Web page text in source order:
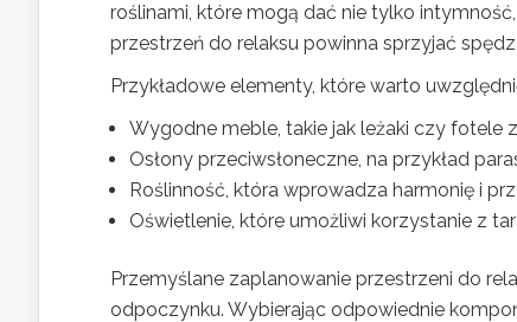
roślinami, które mogą dać nie tylko
przestrzeń do relaksu powinna sprzyjać
Przykładowe elementy, które warto
Wygodne meble, takie jak leżaki czy fotele
Osłony przeciwsłoneczne, na przykład
Roślinność, która wprowadza harmonię i
Oświetlenie, które umożliwi korzystanie z
Przemyślane zaplanowanie przestrzeni do
odpoczynku. Wybierając odpowiednie